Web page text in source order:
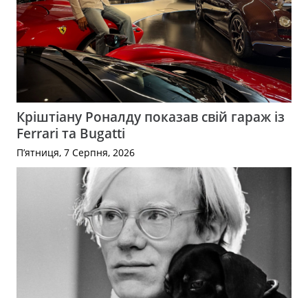
Кріштіану Роналду показав свій гараж із
Ferrari та Bugatti
П’ятниця, 7 Серпня, 2026